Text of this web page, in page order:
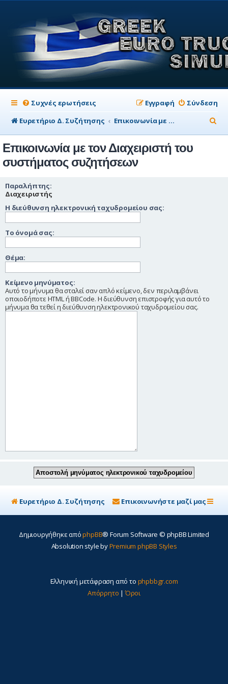
Συχνές ερωτήσεις Σύνδεση
Εγγραφή
Ευρετήριο Δ. Συζήτησης
Επικοινωνία με τον Διαχειριστή του συστήματος συζητήσεων
ν
Επικοινωνία με τον Διαχειριστή του
συστήματος συζητήσεων
Παραλήπτης:
Διαχειριστής
Η διεύθυνση ηλεκτρονική ταχυδρομείου σας:
Το όνομά σας:
Θέμα:
Κείμενο μηνύματος:
Αυτό το μήνυμα θα σταλεί σαν απλό κείμενο, δεν περιλαμβάνει
οποιοδήποτε HTML ή BBCode. Η διεύθυνση επιστροφής για αυτό το
μήνυμα θα τεθεί η διεύθυνση ηλεκτρονικού ταχυδρομείου σας.
Ευρετήριο Δ. Συζήτησης Επικοινωνήστε μαζί μας
Δημιουργήθηκε απόphpBB® Forum Software © phpBB Limited
Absolution style byPremium phpBB Styles
Ελληνική μετάφραση από το phpbbgr.com
Απόρρητο |Όροι